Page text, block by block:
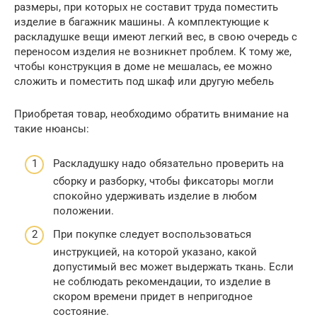
размеры, при которых не составит труда поместить
изделие в багажник машины. А комплектующие к
раскладушке вещи имеют легкий вес, в свою очередь с
переносом изделия не возникнет проблем. К тому же,
чтобы конструкция в доме не мешалась, ее можно
сложить и поместить под шкаф или другую мебель
Приобретая товар, необходимо обратить внимание на
такие нюансы:
Раскладушку надо обязательно проверить на
сборку и разборку, чтобы фиксаторы могли
спокойно удерживать изделие в любом
положении.
При покупке следует воспользоваться
инструкцией, на которой указано, какой
допустимый вес может выдержать ткань. Если
не соблюдать рекомендации, то изделие в
скором времени придет в непригодное
состояние.